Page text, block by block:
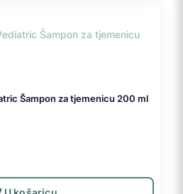
Šampon za tjemenicu 200 ml